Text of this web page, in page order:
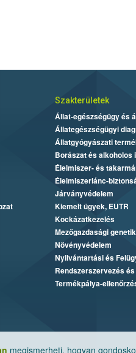
megismerheti, hogyan
Szakterületek
Állat-egészségügy és
Állategészségügyi
Állatgyógyászati
Borászat és alkoholos
Élelmiszer- és
Élelmiszerlánc-
Járványvédelem
Kiemelt ügyek, EUTR
Kockázatkezelés
Mezőgazdasági
Növényvédelem
Nyilvántartási és
Rendszerszervezés
Termékpálya-